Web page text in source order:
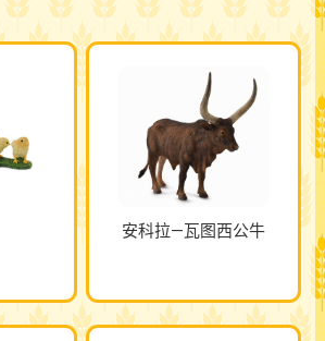
安科拉—瓦图西公牛